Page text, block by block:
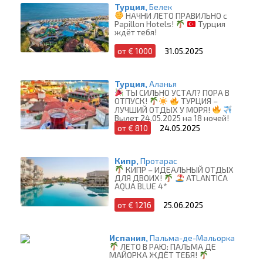
Турция, Белек
НАЧНИ ЛЕТО ПРАВИЛЬНО с
Papillon Hotels!
Турция
ждёт тебя!
от € 1000
31.05.2025
Турция, Аланья
ТЫ СИЛЬНО УСТАЛ? ПОРА В
ОТПУСК!
ТУРЦИЯ –
ЛУЧШИЙ ОТДЫХ У МОРЯ!
Вылет 24.05.2025 на 18 ночей!
от € 810
24.05.2025
Кипр, Протарас
КИПР – ИДЕАЛЬНЫЙ ОТДЫХ
ДЛЯ ДВОИХ!
ATLANTICA
AQUA BLUE 4*
от € 1216
25.06.2025
Испания, Пальма-де-Мальорка
ЛЕТО В РАЮ: ПАЛЬМА ДЕ
МАЙОРКА ЖДЁТ ТЕБЯ!